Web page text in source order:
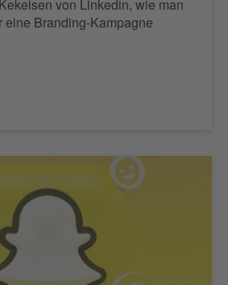
von Linkedin, wie man
eine Branding-Kampagne